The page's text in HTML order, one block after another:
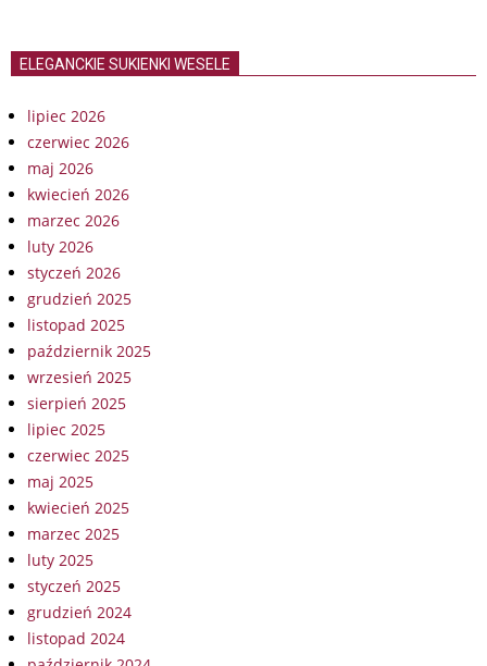
ELEGANCKIE SUKIENKI WESELE
lipiec 2026
czerwiec 2026
maj 2026
kwiecień 2026
marzec 2026
luty 2026
styczeń 2026
grudzień 2025
listopad 2025
październik 2025
wrzesień 2025
sierpień 2025
lipiec 2025
czerwiec 2025
maj 2025
kwiecień 2025
marzec 2025
luty 2025
styczeń 2025
grudzień 2024
listopad 2024